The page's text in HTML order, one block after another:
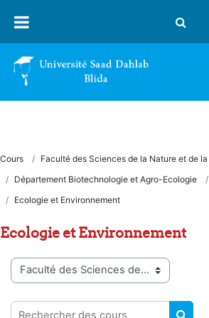
Cours
Faculté des Sciences de la Nature et de
Département Biotechnologie et Agro-Ecologie
Ecologie et Environnement
Ecologie et Environnement
Catégories de cours
Rechercher des cours